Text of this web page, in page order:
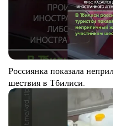
Россиянка показала
шествия в Тбилиси.